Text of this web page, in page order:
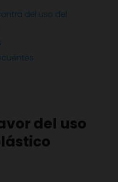
del uso del
del uso